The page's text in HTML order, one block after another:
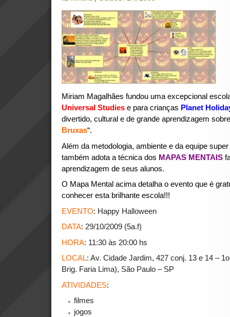
Miriam Magalhães fundou uma excepcional
Universal Studies e para crianças Planet
divertido, cultural e de grande aprendizagem
Bruxas“.
Além da metodologia, ambiente e da equipe
também adota a técnica dos MAPAS MENTAIS
aprendizagem de seus alunos.
O Mapa Mental acima detalha o evento que é
conhecer esta brilhante escola!!!
EVENTO: Happy Halloween
DATA: 29/10/2009 (5a.f)
HORA: 11:30 às 20:00 hs
LOCAL: Av. Cidade Jardim, 427 conj. 13 e 14 –
Brig. Faria Lima), São Paulo – SP
ATIVIDADES:
filmes
jogos